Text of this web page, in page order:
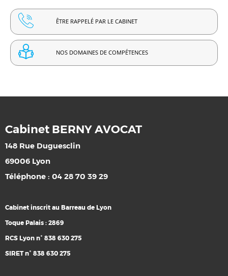
ÊTRE RAPPELÉ PAR LE CABINET
NOS DOMAINES DE COMPÉTENCES
Cabinet BERNY AVOCAT
148 Rue Duguesclin
69006 Lyon
Téléphone : 04 28 70 39 29
Cabinet inscrit au Barreau de Lyon
Toque Palais : 2869
RCS Lyon n° 838 630 275
SIRET n° 838 630 275